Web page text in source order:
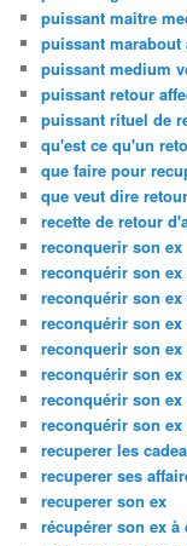
puissant maitre
puissant marabout
puissant medium
puissant retour
puissant rituel de
qu'est ce qu'un
que faire pour
que veut dire
recette de retour
reconquerir son ex
reconquérir son
reconquérir son ex
reconquérir son
reconquerir son
reconquérir son
reconquérir son
reconquérir son
recuperer les
recuperer ses
recuperer son ex
récupérer son ex à